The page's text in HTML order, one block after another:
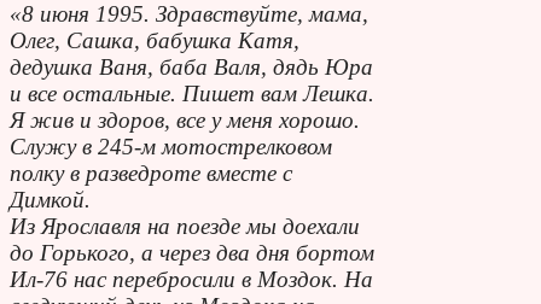
«8 июня 1995. Здравствуйте, мама,
Олег, Сашка, бабушка Катя,
дедушка Ваня, баба Валя, дядь Юра
и все остальные. Пишет вам Лешка.
Я жив и здоров, все у меня хорошо.
Служу в 245-м мотострелковом
полку в разведроте вместе с
Димкой.
Из Ярославля на поезде мы доехали
до Горького, а через два дня бортом
Ил-76 нас перебросили в Моздок. На